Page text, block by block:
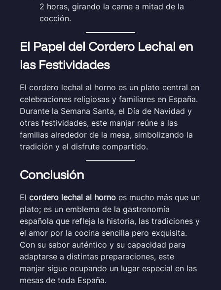
2 horas, girando la carne a mitad de la
cocción.
El Papel del Cordero Lechal en
las Festividades
El cordero lechal al horno es un plato central en
celebraciones religiosas y familiares en España.
Durante la Semana Santa, el Día de Navidad y
otras festividades, este manjar reúne a las
familias alrededor de la mesa, simbolizando la
tradición y el disfrute compartido.
Conclusión
El cordero lechal al horno es mucho más que un
plato; es un emblema de la gastronomía
española que refleja la historia, las tradiciones y
el amor por la cocina sencilla pero exquisita.
Con su sabor auténtico y su capacidad para
adaptarse a distintas preparaciones, este
manjar sigue ocupando un lugar especial en las
mesas de toda España.